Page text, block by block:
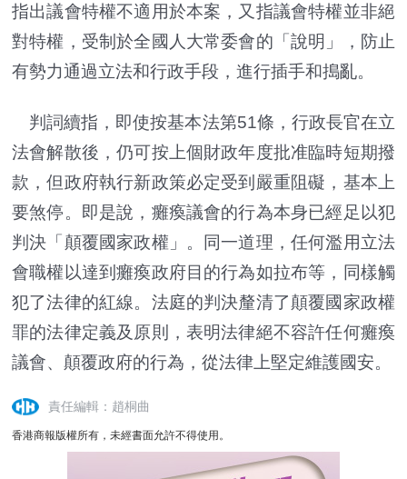
指出議會特權不適用於本案，又指議會特權並非絕
對特權，受制於全國人大常委會的「說明」，防止
有勢力通過立法和行政手段，進行插手和搗亂。
判詞續指，即使按基本法第51條，行政長官在立
法會解散後，仍可按上個財政年度批准臨時短期撥
款，但政府執行新政策必定受到嚴重阻礙，基本上
要煞停。即是說，癱瘓議會的行為本身已經足以犯
判決「顛覆國家政權」。同一道理，任何濫用立法
會職權以達到癱瘓政府目的行為如拉布等，同樣觸
犯了法律的紅線。法庭的判決釐清了顛覆國家政權
罪的法律定義及原則，表明法律絕不容許任何癱瘓
議會、顛覆政府的行為，從法律上堅定維護國安。
責任編輯：趙桐曲
香港商報版權所有，未經書面允許不得使用。